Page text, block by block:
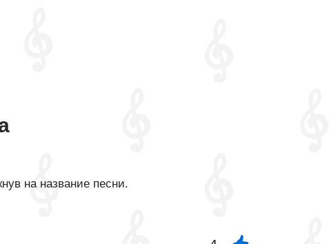
на название песни.